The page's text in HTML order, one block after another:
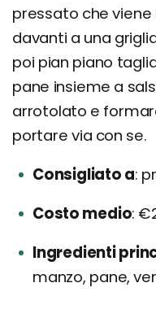
pressato che
davanti a una
poi pian piano
pane insieme a
arrotolato e
portare via con se.
Consigliato a
Costo medio
Ingredienti
manzo, pane,